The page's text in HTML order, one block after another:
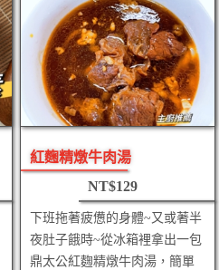
紅麴精燉牛肉湯
NT$129
下班拖著疲憊的身體~又或著半
夜肚子餓時~從冰箱裡拿出一包
鼎太公紅麴精燉牛肉湯，簡單